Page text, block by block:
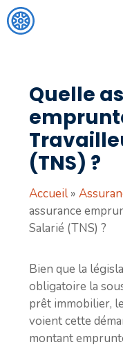
Aller
au
Quelle
(TNS) ?
Accueil»
assurance
Salarié (TNS) ?
Bien que la
obligatoire la
prêt immobilier,
voient cette
montant